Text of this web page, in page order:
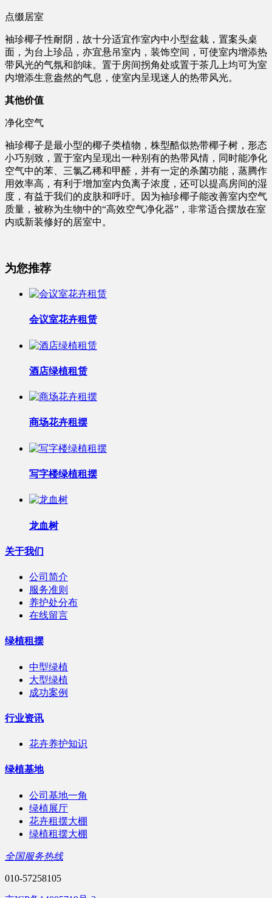
点缀居室
袖珍椰子性耐阴，故十分适宜作室内中小型盆栽，置案头桌
面，为台上珍品，亦宜悬吊室内，装饰空间，可使室内增添热
带风光的气氛和韵味。置于房间拐角处或置于茶几上均可为室
内增添生意盎然的气息，使室内呈现迷人的热带风光。
其他价值
净化空气
袖珍椰子是最小型的椰子类植物，株型酷似热带椰子树，形态
小巧别致，置于室内呈现出一种别有的热带风情，同时能净化
空气中的苯、三氯乙稀和甲醛，并有一定的杀菌功能，蒸腾作
用效率高，有利于增加室内负离子浓度，还可以提高房间的湿
度，有益于我们的皮肤和呼吁。因为袖珍椰子能改善室内空气
质量，被称为生物中的“高效空气净化器”，非常适合摆放在室
内或新装修好的居室中。
为您推荐
会议室花卉租赁
酒店绿植租赁
商场花卉租摆
写字楼绿植租摆
龙血树
关于我们
公司简介
服务准则
养护处分布
在线留言
绿植租摆
中型绿植
大型绿植
成功案例
行业资讯
花卉养护知识
绿植基地
公司基地一角
绿植展厅
花卉租摆大棚
绿植租摆大棚
全国服务热线
010-57258105